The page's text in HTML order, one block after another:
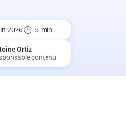
2026 5 min
Ortiz
contenu